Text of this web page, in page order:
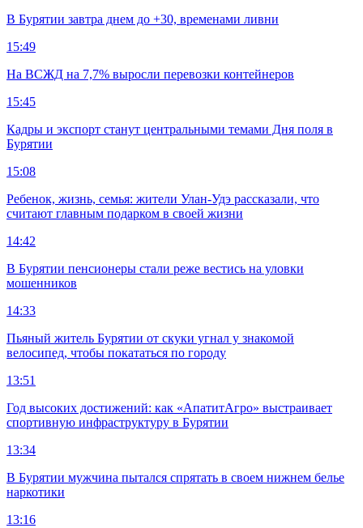
В Бурятии завтра днем до +30, временами ливни
15:49
На ВСЖД на 7,7% выросли перевозки контейнеров
15:45
Кадры и экспорт станут центральными темами Дня поля в
Бурятии
15:08
Ребенок, жизнь, семья: жители Улан-Удэ рассказали, что
считают главным подарком в своей жизни
14:42
В Бурятии пенсионеры стали реже вестись на уловки
мошенников
14:33
Пьяный житель Бурятии от скуки угнал у знакомой
велосипед, чтобы покататься по городу
13:51
Год высоких достижений: как «АпатитАгро» выстраивает
спортивную инфраструктуру в Бурятии
13:34
В Бурятии мужчина пытался спрятать в своем нижнем белье
наркотики
13:16